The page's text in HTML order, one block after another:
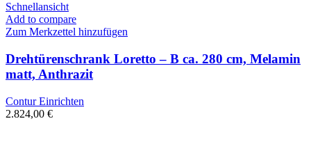
Schnellansicht
Add to compare
Zum Merkzettel hinzufügen
Drehtürenschrank Loretto – B ca. 280 cm, Melamin
matt, Anthrazit
Contur Einrichten
2.824,00 €